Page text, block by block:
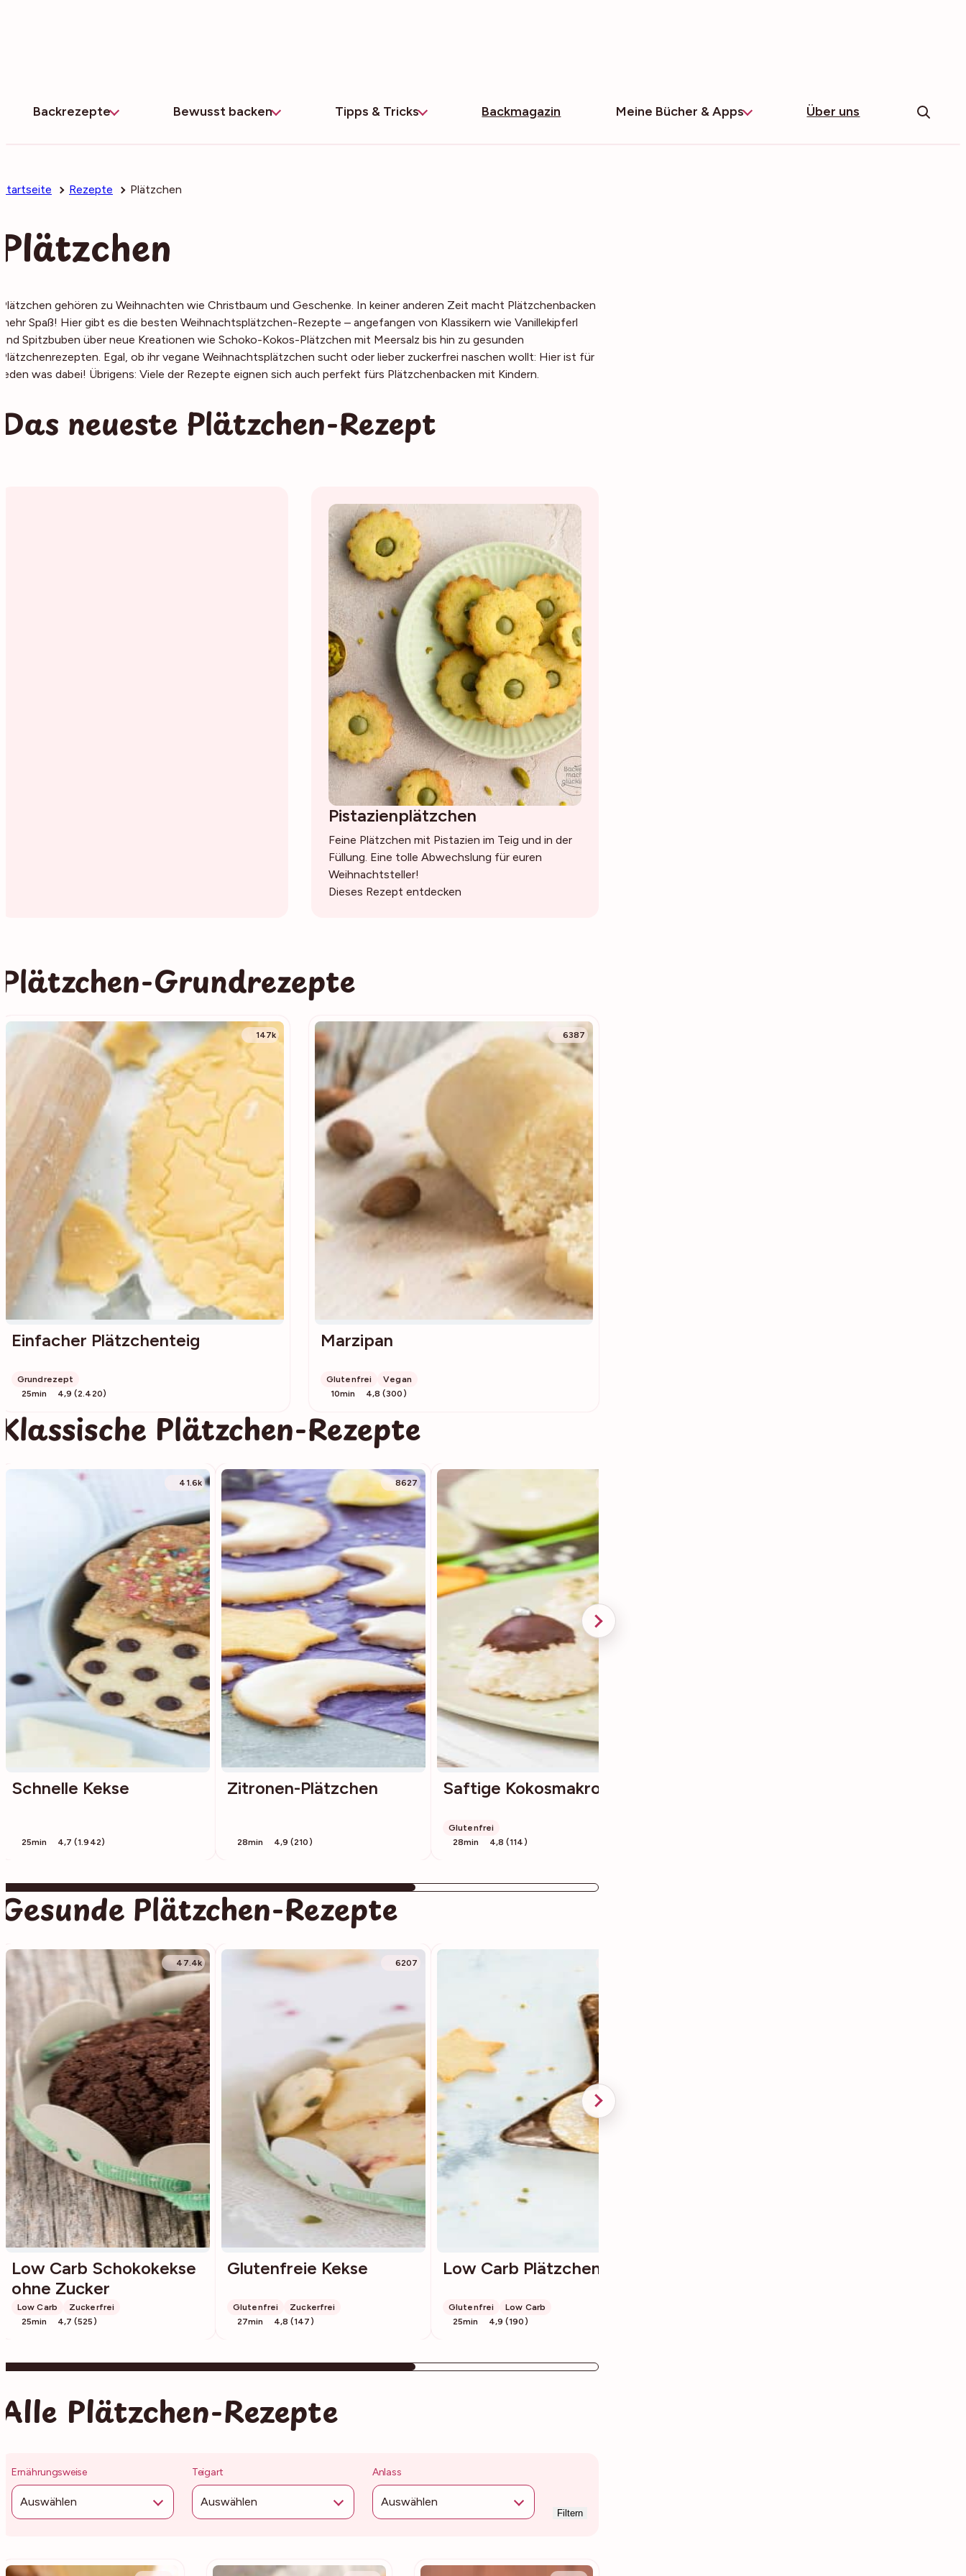
Backrezepte Bewusst backen Tipps & Tricks Backmagazin Meine Bücher & Apps Über uns
Startseite Rezepte Plätzchen
Plätzchen
Plätzchen gehören zu Weihnachten wie Christbaum und Geschenke. In keiner anderen Zeit macht Plätzchenbacken
mehr Spaß! Hier gibt es die besten Weihnachtsplätzchen-Rezepte – angefangen von Klassikern wie Vanillekipferl
und Spitzbuben über neue Kreationen wie Schoko-Kokos-Plätzchen mit Meersalz bis hin zu gesunden
Plätzchenrezepten. Egal, ob ihr vegane Weihnachtsplätzchen sucht oder lieber zuckerfrei naschen wollt: Hier ist für
jeden was dabei! Übrigens: Viele der Rezepte eignen sich auch perfekt fürs Plätzchenbacken mit Kindern.
Das neueste Plätzchen-Rezept
Pistazienplätzchen
Feine Plätzchen mit Pistazien im Teig und in der
Füllung. Eine tolle Abwechslung für euren
Weihnachtsteller!
Dieses Rezept entdecken
Plätzchen-Grundrezepte
147k
Einfacher Plätzchenteig
Grundrezept
25min
4,9 (2.420)
6387
Marzipan
Glutenfrei
Vegan
10min
4,8 (300)
Klassische Plätzchen-Rezepte
41.6k
Schnelle Kekse
25min 4,7 (1.942)
8627
Zitronen-Plätzchen
28min 4,9 (210)
Saftige Kokosmakronen
Glutenfrei
28min
4,8 (114)
Gesunde Plätzchen-Rezepte
47.4k
Low Carb Schokokekse
ohne Zucker
Low Carb
Zuckerfrei
25min
4,7 (525)
6207
Glutenfreie Kekse
Glutenfrei
Zuckerfrei
27min
4,8 (147)
Low Carb Plätzchen
Glutenfrei
Low Carb
25min
4,9 (190)
Alle Plätzchen-Rezepte
Ernährungsweise
Auswählen
Teigart
Auswählen
Anlass
Auswählen
Filtern